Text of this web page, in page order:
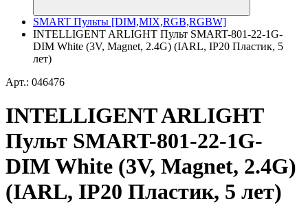
SMART Пульты [DIM,MIX,RGB,RGBW]
INTELLIGENT ARLIGHT Пульт SMART-801-22-1G-
DIM White (3V, Magnet, 2.4G) (IARL, IP20 Пластик, 5
лет)
Арт.: 046476
INTELLIGENT ARLIGHT
Пульт SMART-801-22-1G-
DIM White (3V, Magnet, 2.4G)
(IARL, IP20 Пластик, 5 лет)